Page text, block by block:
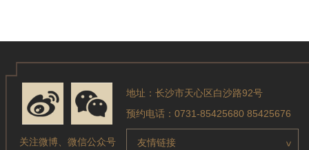
关注微博、微信公众号
地址：长沙市天心区白沙路92号
预约电话：0731-85425680 85425676
友情链接 >